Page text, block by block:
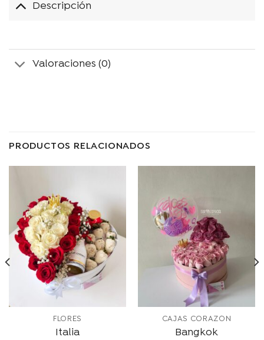
Descripción
Valoraciones (0)
PRODUCTOS RELACIONADOS
FLORES
Italia
CAJAS CORAZÓN
Bangkok